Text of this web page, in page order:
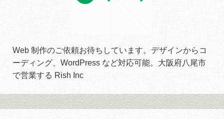
Web 制作のご依頼お待ちしています。デザインからコ
ーディング、WordPress など対応可能。大阪府八尾市
で営業する Rish Inc